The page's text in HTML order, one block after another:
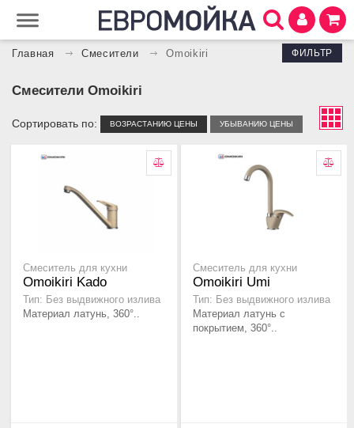
Главная Смесители Omoikiri ФИЛЬТР
Смесители Omoikiri
Сортировать по: ВОЗРАСТАНИЮ ЦЕНЫ УБЫВАНИЮ ЦЕНЫ
Смеситель для кухни
Omoikiri Kado
Тип: Без выдвижного излива
Материал латунь, 360°..
Смеситель для кухни
Omoikiri Umi
Тип: Без выдвижного излива
Материал латунь с
покрытием, 360°..